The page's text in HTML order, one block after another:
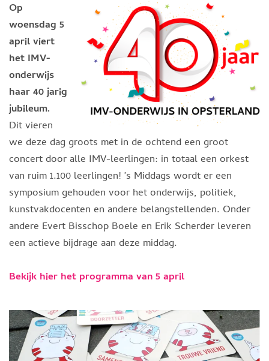
Op
woensdag 5
april viert
het IMV-
onderwijs
haar 40 jarig
jubileum.
Dit vieren
we deze dag groots met in de ochtend een groot
concert door alle IMV-leerlingen: in totaal een orkest
van ruim 1.100 leerlingen! ’s Middags wordt er een
symposium gehouden voor het onderwijs, politiek,
kunstvakdocenten en andere belangstellenden. Onder
andere Evert Bisschop Boele en Erik Scherder leveren
een actieve bijdrage aan deze middag.
Bekijk hier het programma van 5 april